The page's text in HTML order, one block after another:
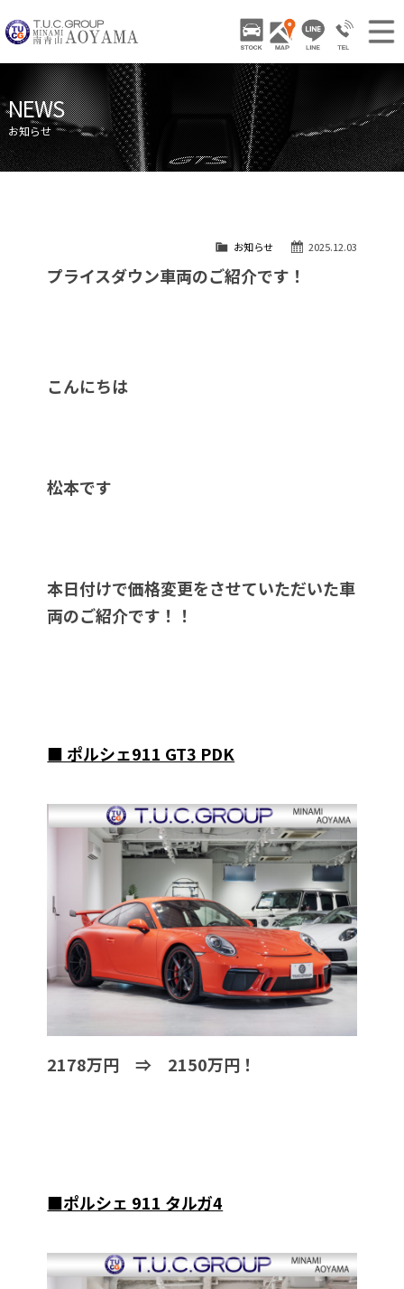
TUCグループ 南青山
STOCK ACCESS LINE 03-
NEWS INFO / ニュース
STOCK CAR LIST / 在庫車両情報
GALLERY / 販売車両ギャラリー
TRADE IN / 買取査定
NEWS
お知らせ
2025.12.03
お知らせ
プライスダウン車両のご紹介です！
こんにちは
松本です
本日付けで価格変更をさせていただいた車
両のご紹介です！！
■ ポルシェ911 GT3 PDK
2178万円 ⇒ 2150万円！
■ポルシェ 911 タルガ4